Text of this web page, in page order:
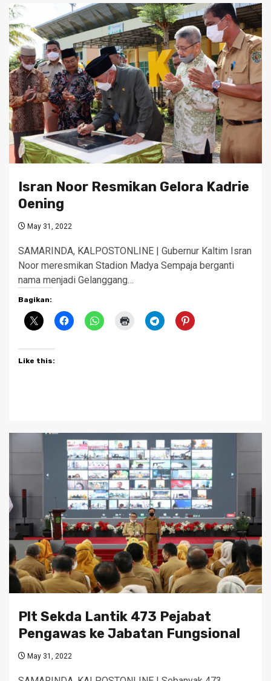
Isran Noor Resmikan Gelora Kadrie
Oening
May 31, 2022
SAMARINDA, KALPOSTONLINE | Gubernur Kaltim Isran
Noor meresmikan Stadion Madya Sempaja berganti
nama menjadi Gelanggang…
Bagikan:
Like this:
Plt Sekda Lantik 473 Pejabat
Pengawas ke Jabatan Fungsional
May 31, 2022